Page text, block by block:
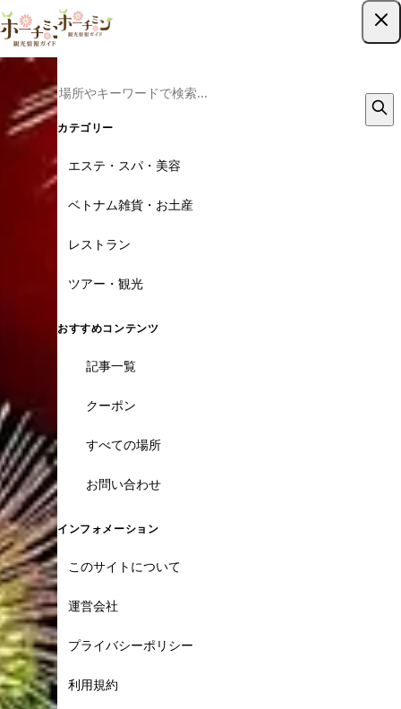
カテゴリー
エステ・スパ・美容
ベトナム雑貨・お土産
レストラン
ツアー・観光
おすすめコンテンツ
記事一覧
クーポン
すべての場所
お問い合わせ
インフォメーション
このサイトについて
運営会社
プライバシーポリシー
利用規約